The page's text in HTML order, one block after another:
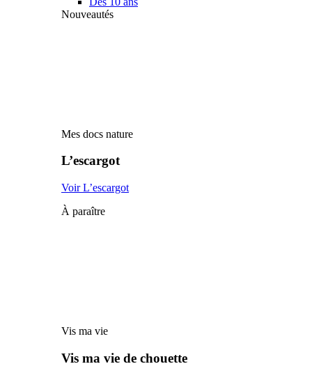
Nouveautés
Mes docs nature
L’escargot
Voir L’escargot
À paraître
Vis ma vie
Vis ma vie de chouette